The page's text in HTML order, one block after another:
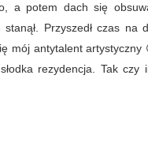
a potem dach się
Przyszedł czas na
mój antytalent
rezydencja. Tak czy